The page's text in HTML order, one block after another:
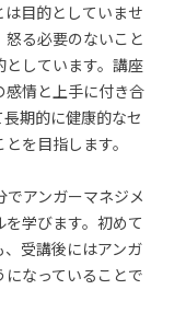
目的としていませ
る必要のないこと
しています。講座
感情と上手に付き合
期的に健康的なセ
を目指します。
アンガーマネジメ
学びます。初めて
受講後にはアンガ
なっていることで